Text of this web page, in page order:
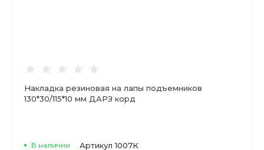
Накладка резиновая на лапы подъемников
130*30/115*10 мм ДАРЗ корд
В наличии Артикул 1007К